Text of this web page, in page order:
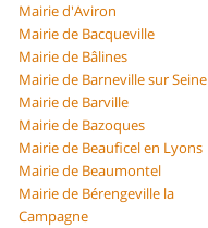
Mairie d'Aviron
Mairie de Bacqueville
Mairie de Bâlines
Mairie de Barneville sur Seine
Mairie de Barville
Mairie de Bazoques
Mairie de Beauficel en Lyons
Mairie de Beaumontel
Mairie de Bérengeville la
Campagne